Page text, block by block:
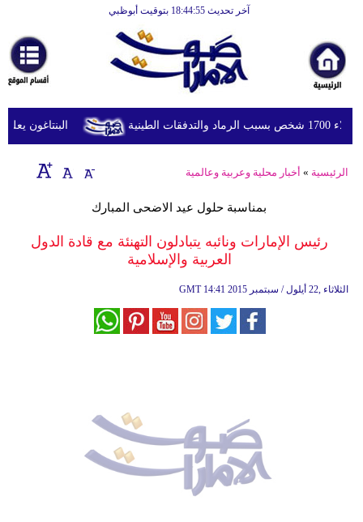
آخر تحديث 18:44:55 بتوقيت أبوظبي
أخبارعاجلة
رياضة
ثقافة
إقتصاد
البنتاغون يعلن
الرئيسية » أخبار محلية وعربية وعالمية
بمناسبة حلول عيد الاضحى المبارك
رئيس الإمارات ونائبه يتبادلون التهنئة مع قادة الدول
العربية والإسلامية
GMT 14:41 2015 الثلاثاء ,22 أيلول / سبتمبر